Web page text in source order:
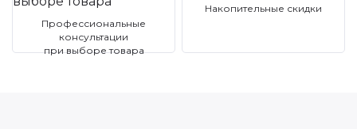
Профессиональные
консультации
при выборе товара
Накопительные скидки